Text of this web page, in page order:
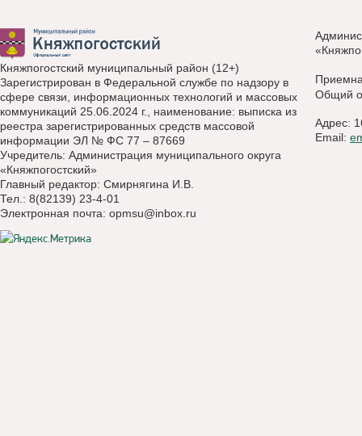
Княжпогостский муниципальный район (12+)
Зарегистрирован в Федеральной службе по надзору в
сфере связи, информационных технологий и массовых
коммуникаций 25.06.2024 г., наименование: выписка из
реестра зарегистрированных средств массовой
информации ЭЛ № ФС 77 – 87669
Учредитель: Администрация муниципального округа
«Княжпогостский»
Главный редактор: Смирнягина И.В.
Тел.: 8(82139) 23-4-01
Электронная почта: opmsu@inbox.ru
Общий
Адрес:
Email: